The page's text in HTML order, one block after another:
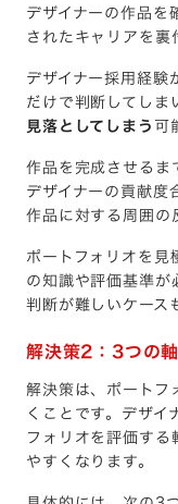
デザイナーの作品を
されたキャリアを裏
デザイナー採用経験
だけで判断してしま
見落としてしまう可
作品を完成させるま
デザイナーの貢献度
作品に対する周囲の
ポートフォリオを見
の知識や評価基準が
判断が難しいケース
解決策2：3つの
解決策は、ポートフ
くことです。デザ
フォリオを評価す
やすくなります。